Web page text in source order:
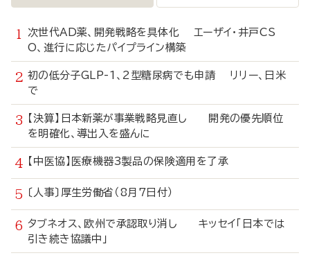
次世代AD薬、開発戦略を具体化 エーザイ・井戸CS
O、進行に応じたパイプライン構築
初の低分子GLP-1、2型糖尿病でも申請 リリー、日米
で
【決算】日本新薬が事業戦略見直し 開発の優先順位
を明確化、導出入を盛んに
【中医協】医療機器3製品の保険適用を了承
〔人事〕厚生労働省（8月7日付）
タブネオス、欧州で承認取り消し キッセイ「日本では
引き続き協議中」